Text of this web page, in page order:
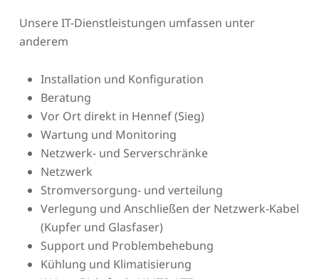
Unsere IT-Dienstleistungen umfassen unter
anderem
Installation und Konfiguration
Beratung
Vor Ort direkt in Hennef (Sieg)
Wartung und Monitoring
Netzwerk- und Serverschränke
Netzwerk
Stromversorgung- und verteilung
Verlegung und Anschließen der Netzwerk-Kabel
(Kupfer und Glasfaser)
Support und Problembehebung
Kühlung und Klimatisierung